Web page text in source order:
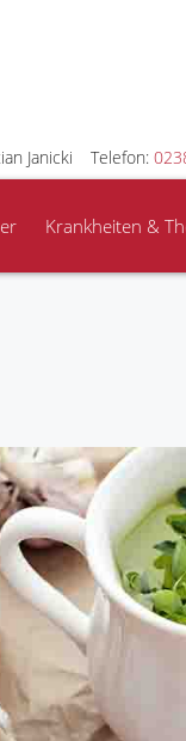
Janicki Telefon:
Krankheiten &